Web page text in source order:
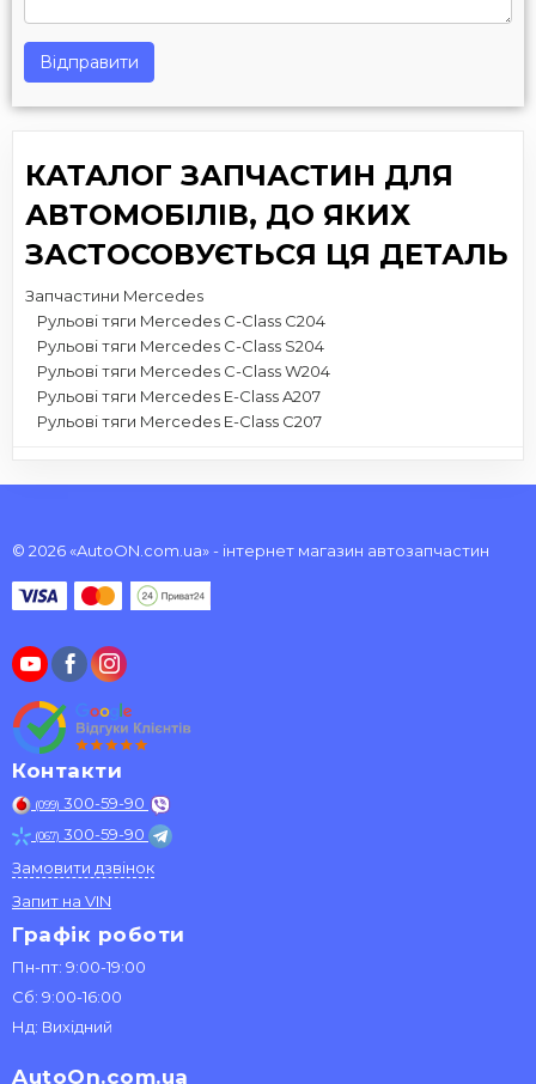
Відправити
КАТАЛОГ ЗАПЧАСТИН ДЛЯ
АВТОМОБІЛІВ, ДО ЯКИХ
ЗАСТОСОВУЄТЬСЯ ЦЯ ДЕТАЛЬ
Запчастини Mercedes
Рульові тяги Mercedes C-Class C204
Рульові тяги Mercedes C-Class S204
Рульові тяги Mercedes C-Class W204
Рульові тяги Mercedes E-Class A207
Рульові тяги Mercedes E-Class C207
© 2026 «AutoON.com.ua» - інтернет магазин автозапчастин
Контакти
(099) 300-59-90
(067) 300-59-90
Замовити дзвінок
Запит на VIN
Графік роботи
Пн-пт: 9:00-19:00
Сб: 9:00-16:00
Нд: Вихідний
AutoOn.com.ua